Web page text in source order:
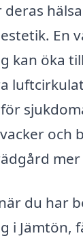
En
kan öka
och
du har
i Jämtön,